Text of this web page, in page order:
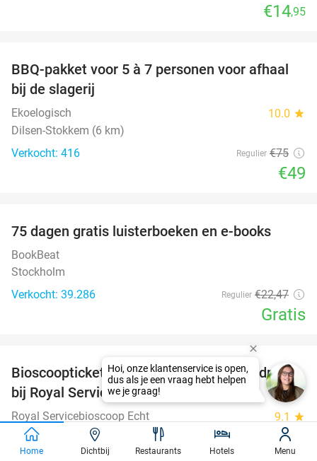
€14,95
35%
BBQ-pakket voor 5 à 7 personen voor afhaal
bij de slagerij
Ekoelogisch 10.0 star
Dilsen-Stokkem (6 km)
Verkocht: 416
Regulier €75
€49
75 dagen gratis luisterboeken en e-books
BookBeat
Stockholm
Verkocht: 39.286
Regulier €22,47
Gratis
34%
Bioscoopticket + popcorn of chips + frisdrank
bij Royal Servicebioscoop Echt
Royal Servicebioscoop Echt 9.1 star
Echt (10 km)
Verkocht: 3.397
Regulier ,95
Home Dichtbij Restaurants Hotels Menu